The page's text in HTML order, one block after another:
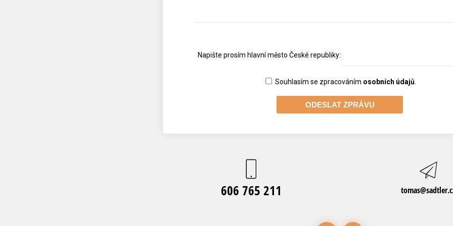
Napište prosím hlavní město České republiky:
Souhlasím se zpracováním osobních údajů.
606 765 211